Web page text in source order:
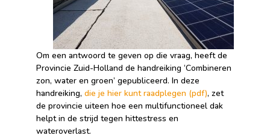
Om een antwoord te geven op die vraag, heeft de
Provincie Zuid-Holland de handreiking ‘Combineren
zon, water en groen’ gepubliceerd. In deze
handreiking, die je hier kunt raadplegen (pdf), zet
de provincie uiteen hoe een multifunctioneel dak
helpt in de strijd tegen hittestress en
wateroverlast.